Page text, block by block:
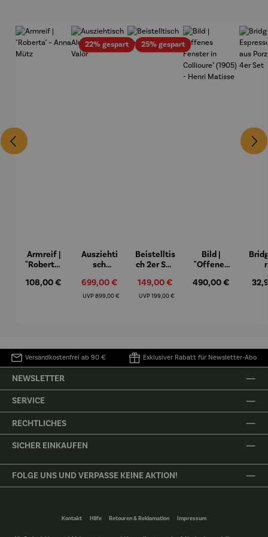
Armreif |
"Roberta"
Mütz
Regulärer Preis:
108,00 €
22% gespartRabatt
Ausziehti
sch
m – Valor
Verkaufspreis:
699,00 €
UVP Regulärer Preis:
899,00 €
25% gespartRabatt
Beistelltis
ch 2er Set
Verkaufspreis:
149,00 €
UVPRegulärer Preis:
199,00 €
Bild |
"Offenes
Collioure"
Regulärer Preis:
490,00 €
Versandkostenfrei ab 90 € Exklusiver Rabatt für Newsletter-Abo
NEWSLETTER
SERVICE
RECHTLICHES
SICHER EINKAUFEN
FOLGE UNS UND VERPASSE KEINE AKTION!
Kontakt Hilfe Retouren & Reklamation Impressum